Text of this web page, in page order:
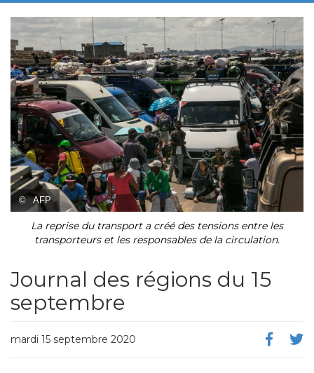
© AFP
La reprise du transport a créé des tensions entre les
transporteurs et les responsables de la circulation.
Journal des régions du 15
septembre
mardi 15 septembre 2020